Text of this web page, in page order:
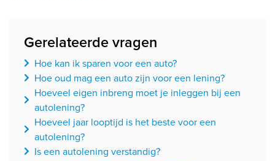
Gerelateerde vragen
Hoe kan ik sparen voor een auto?
Hoe oud mag een auto zijn voor een lening?
Hoeveel eigen inbreng moet je inleggen bij een
autolening?
Hoeveel jaar looptijd is het beste voor een
autolening?
Is een autolening verstandig?